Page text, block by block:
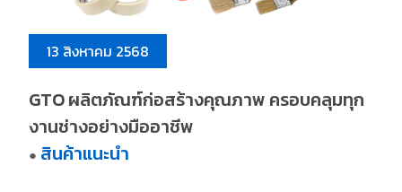
13 สิงหาคม 2568
GTO ผลิตภัณฑ์ก่อสร้างคุณภาพ ครอบคลุมทุก
งานช่างอย่างมืออาชีพ
● สินค้าแนะนำ